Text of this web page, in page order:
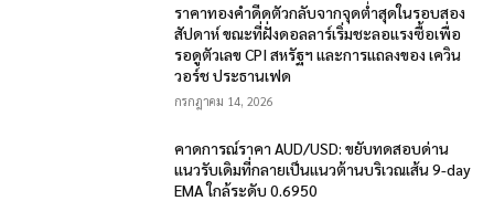
ราคาทองคำดีดตัวกลับจากจุดต่ำสุดในรอบสอง
สัปดาห์ ขณะที่ฝั่งดอลลาร์เริ่มชะลอแรงซื้อเพื่อ
รอดูตัวเลข CPI สหรัฐฯ และการแถลงของ เควิน
วอร์ช ประธานเฟด
กรกฎาคม 14, 2026
คาดการณ์ราคา AUD/USD: ขยับทดสอบด่าน
แนวรับเดิมที่กลายเป็นแนวต้านบริเวณเส้น 9-day
EMA ใกล้ระดับ 0.6950